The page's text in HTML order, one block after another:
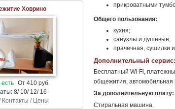
Ховрино
От 410 руб.
8/ 10/ 12/ 16
Контакты / Цены
прикроватными
Общего пользования:
кухня;
санузлы и душевые;
прачечная, сушилки
Дополнительный сервис:
Бесплатный Wi-Fi,
общежития, автомобильная
За дополнительную плату:
Стиральная машина.